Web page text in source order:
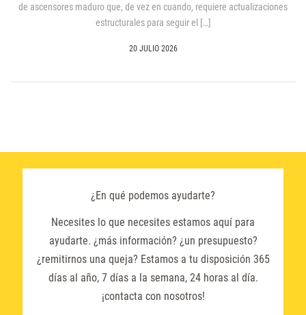
de ascensores maduro que, de vez en cuando, requiere actualizaciones
estructurales para seguir el […]
20 JULIO 2026
¿En qué podemos ayudarte?
Necesites lo que necesites estamos aquí para
ayudarte. ¿más información? ¿un presupuesto?
¿remitirnos una queja? Estamos a tu disposición 365
días al año, 7 días a la semana, 24 horas al día.
¡contacta con nosotros!